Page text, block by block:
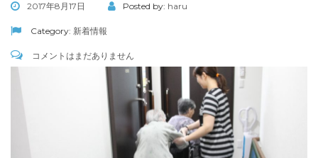
2017年8月17日 Posted by: haru
Category: 新着情報
コメントはまだありません